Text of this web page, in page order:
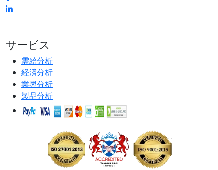
サービス
需給分析
経済分析
業界分析
製品分析